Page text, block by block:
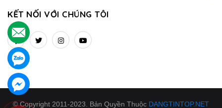
KẾT NỐI VỚI CHÚNG TÔI
© Copyright 2011-2023. Bản Quyền Thuộc DANGTINTOP.NET
.
.
.